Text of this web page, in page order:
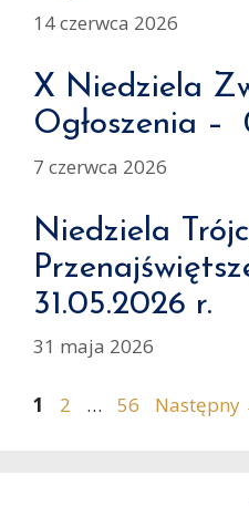
14 czerwca 2026
X Niedziela
Ogłoszenia –
7 czerwca 2026
Niedziela
31.05.2026 r.
31 maja 2026
Strona
1 Strona
2 … Strona
56 Następny